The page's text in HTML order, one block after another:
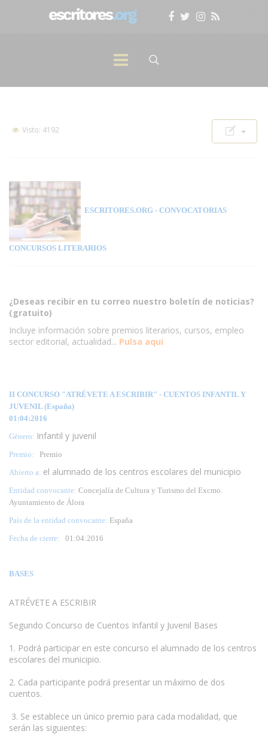
Visto: 4192
ESCRITORES.ORG - CONVOCATORIAS
CONCURSOS LITERARIOS
¿Deseas recibir en tu correo nuestro boletín de noticias?
(gratuito)
Incluye información sobre premios literarios, cursos, empleo
sector editorial, actualidad... Pulsa aqui
II CONCURSO "ATRÉVETE A ESCRIBIR" - CUENTOS INFANTIL Y
JUVENIL (España)
01:04:2016
Género: Infantil y juvenil
Premio:
Premio
Abierto a: el alumnado de los centros escolares del municipio
Entidad convocante: Concejalía de Cultura y Turismo del Excmo.
Ayuntamiento de Álora
País de la entidad convocante: España
Fecha de cierre: 01 :04:2016
BASES
ATRÉVETE A ESCRIBIR
Segundo Concurso de Cuentos Infantil y Juvenil Bases
1. Podrá participar en este concurso el alumnado de los centros
escolares del municipio.
2. Cada participante podrá presentar un máximo de dos
cuentos.
3. Se establece un único premio para cada modalidad, que
serán las siguientes: